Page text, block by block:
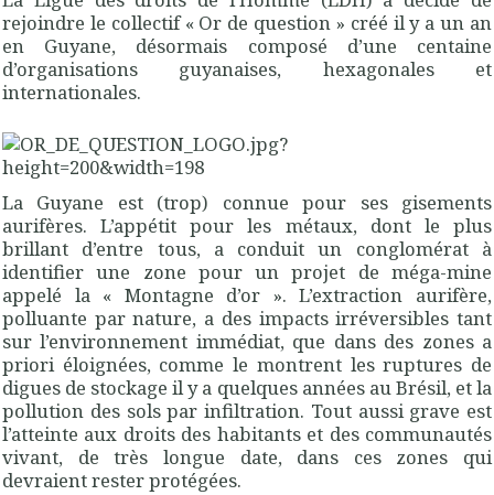
rejoindre le collectif « Or de question » créé il y a un an
en Guyane, désormais composé d’une centaine
d’organisations guyanaises, hexagonales et
internationales.
La Guyane est (trop) connue pour ses gisements
aurifères. L’appétit pour les métaux, dont le plus
brillant d’entre tous, a conduit un conglomérat à
identifier une zone pour un projet de méga-mine
appelé la « Montagne d’or ». L’extraction aurifère,
polluante par nature, a des impacts irréversibles tant
sur l’environnement immédiat, que dans des zones a
priori éloignées, comme le montrent les ruptures de
digues de stockage il y a quelques années au Brésil, et la
pollution des sols par infiltration. Tout aussi grave est
l’atteinte aux droits des habitants et des communautés
vivant, de très longue date, dans ces zones qui
devraient rester protégées.